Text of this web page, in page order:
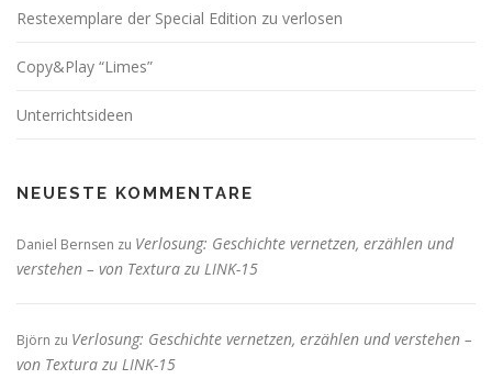
Restexemplare der Special Edition zu verlosen
Copy&Play “Limes”
Unterrichtsideen
NEUESTE KOMMENTARE
Daniel Bernsen zu Verlosung: Geschichte vernetzen, erzählen und
verstehen – von Textura zu LINK-15
Björn zu Verlosung: Geschichte vernetzen, erzählen und verstehen –
von Textura zu LINK-15